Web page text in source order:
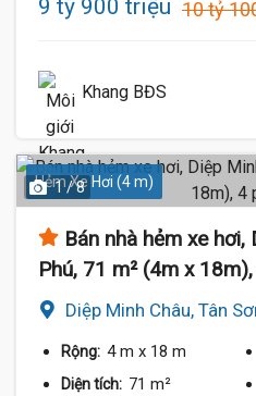
9 tỷ 900 triệu 10 tỷ
Khang BĐS
Hẻm Xe Hơi (4 m)
1 / 8
Bán nhà hẻm xe hơi,
Phú, 71 m² (4m x
Diệp Minh Châu, Tân
Rộng: 4 m x 18 m
Diện tích: 71 m²